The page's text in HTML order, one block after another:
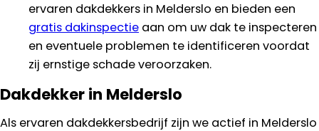
ervaren dakdekkers in Melderslo en bieden een
gratis dakinspectie aan om uw dak te inspecteren
en eventuele problemen te identificeren voordat
zij ernstige schade veroorzaken.
Dakdekker in Melderslo
Als ervaren dakdekkersbedrijf zijn we actief in Melderslo